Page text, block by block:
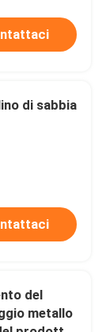
di sabbia
del
metallo